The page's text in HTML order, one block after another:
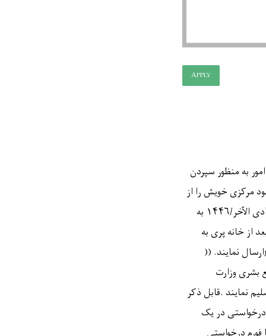
APPLY
به منظور سپردن
مرکزی خویش را از
الآخر/۱۴۴۶ به
از خانه پری به
)) ارسال نمایند.
بشری وزارت
نمایند .قابل ذکر
درخواستی در یک